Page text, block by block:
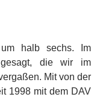
um halb sechs. Im
gesagt, die wir im
Mit von der
1998 mit dem DAV